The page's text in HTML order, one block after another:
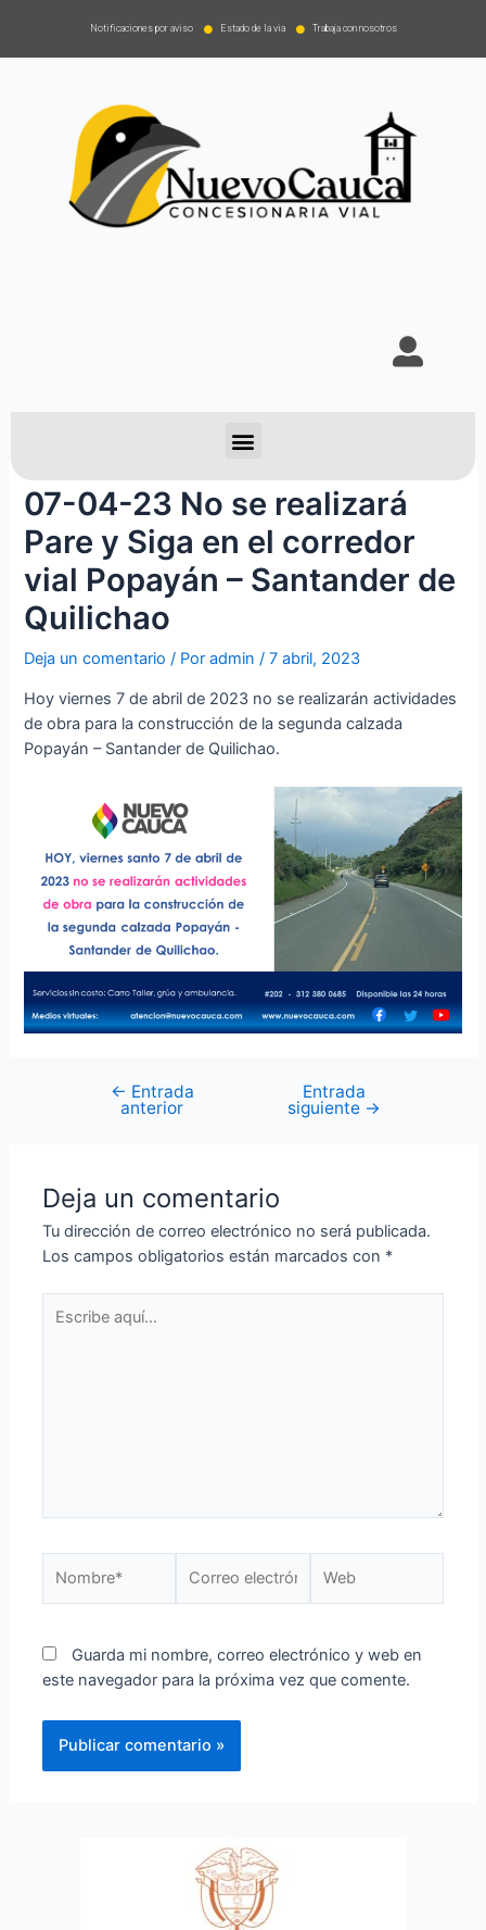
Notificaciones por aviso Estado de la via Trabaja con nosotros
07-04-23 No se realizará
Pare y Siga en el corredor
vial Popayán – Santander de
Quilichao
Deja un comentario / Poradmin /7 abril, 2023
Hoy viernes 7 de abril de 2023 no se realizarán actividades
de obra para la construcción de la segunda calzada
Popayán – Santander de Quilichao.
← Entrada
anterior
Entrada
siguiente →
Deja un comentario
Tu dirección de correo electrónico no será publicada.
Los campos obligatorios están marcados con *
Guarda mi nombre, correo electrónico y web en
este navegador para la próxima vez que comente.